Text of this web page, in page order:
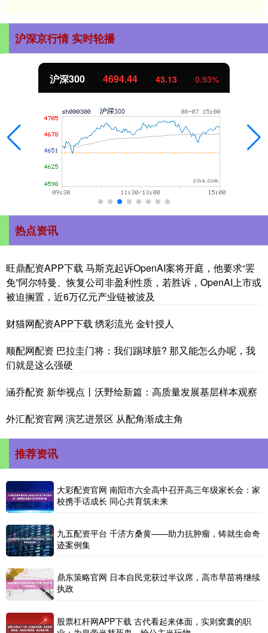
沪深京行情 实时轮播
沪深300 4694.44 43.13 0.93%
热点资讯
旺鼎配资APP下载 马斯克起诉OpenAI案将开庭，他要求“罢
免”阿尔特曼、恢复公司非盈利性质，若胜诉，OpenAI上市或
被迫搁置，近6万亿元产业链被波及
财猫网配资APP下载 绣彩流光 金针授人
顺配网配资 巴拉圭门将：我们踢球脏? 那又能怎么办呢，我
们就是这么强硬
涵乔配资 新华视点丨沃野绘新篇：高质量发展基层样本观察
外汇配资官网 演艺进景区 从配角渐成主角
推荐资讯
大彩配资官网 南阳市六全高中召开高三年级家长会：家
校携手话成长 同心共育筑未来
九五配资平台 千济方桑黄——助力抗肿瘤，铸就生命奇
迹案例集
鼎东策略官网 日本自民党获过半议席，高市早苗将继续
执政
股票杠杆网APP下载 古代看起来体面，实则窝囊的职